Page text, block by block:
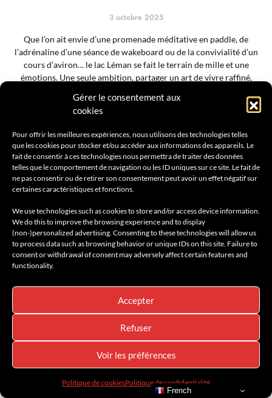
Gérer le consentement aux
cookies
Pour offrir les meilleures expériences, nous utilisons des technologies telles
que les cookies pour stocker et/ou accéder aux informations des appareils. Le
fait de consentir à ces technologies nous permettra de traiter des données
telles que le comportement de navigation ou les ID uniques sur ce site. Le fait de
ne pas consentir ou de retirer son consentement peut avoir un effet négatif sur
certaines caractéristiques et fonctions.
We use technologies such as cookies to store and/or access device information.
We do this to improve the browsing experience and to display
(non-)personalized advertising. Consenting to these technologies will allow us
to process data such as browsing behavior or unique IDs on this site. Failure to
consent or withdrawal of consent may adversely affect certain features and
functionality.
Accepter
Refuser
Voir les préférences
Politique de cookiesPolitique de confidentialité
3 octobre 2025
Que l’on ait envie d’une promenade méditative en paddle, de
l’adrénaline d’une séance de wakeboard ou de la convivialité d’un
cours d’aviron… le lac Léman se fait le terrain de mille et une
émotions. Une seule ambition, partager un art de vivre raffiné,
AMILCAR INTERNATIONAL
AMILCAR MAGAZINE GROUP
AMILCAR MEN'S MAGAZINE
AMILCAR SEASIDE MAGAZINE
AMILCAR SWITZERLAND MAGAZINE
CROISIÈRE DÉCOUVERTE
LIFESTYLE LOUNGE BAR LUXURY BOATS
SPA – ESPACES BIEN-ÊTRE
TRAVEL SELECTIONS VOYAGES DE LUXE
French